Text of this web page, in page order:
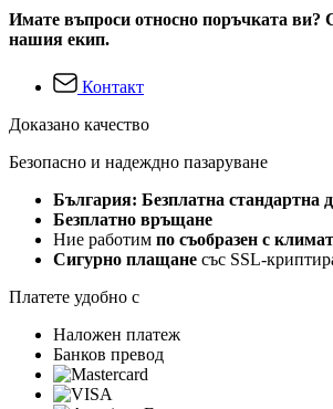
Имате въпроси относно поръчката ви?
нашия екип.
Контакт
Доказано качество
Безопасно и надеждно пазаруване
България: Безплатна стандартна
Безплатно връщане
Ние работим по съобразен с
Сигурно плащане със SSL-
Платете удобно с
Наложен платеж
Банков превод